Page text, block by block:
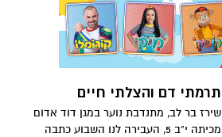
הייתה הרבה! הרבה הנאה, הרבה פרגון,
הרבה חיוכים, הרבה סיפוק והרבה מאוד
כבוד. כבוד ירוק. כל הכבוד!
תרמתי דם והצלתי חיים
שירז בר לב, מתנדבת נוער במגן דוד אדום
מכיתה י"ב 5, העבירה לנו השבוע כתבה